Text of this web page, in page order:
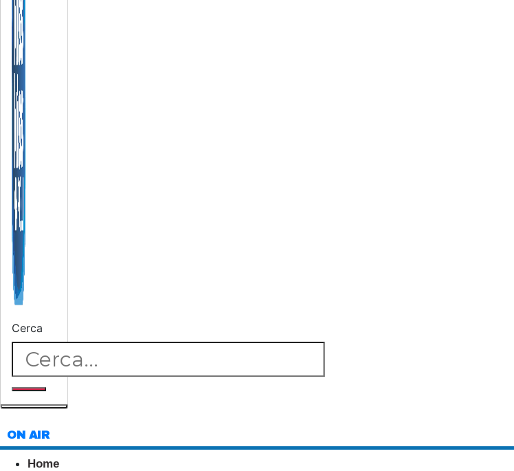
Cerca
ON AIR
Home